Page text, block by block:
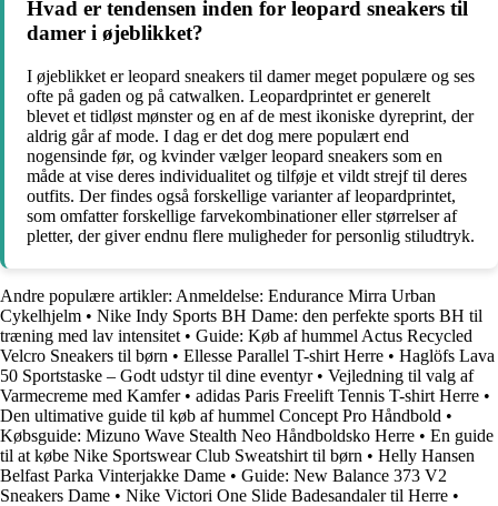
Hvad er tendensen inden for leopard sneakers til
damer i øjeblikket?
I øjeblikket er leopard sneakers til damer meget populære og ses
ofte på gaden og på catwalken. Leopardprintet er generelt
blevet et tidløst mønster og en af de mest ikoniske dyreprint, der
aldrig går af mode. I dag er det dog mere populært end
nogensinde før, og kvinder vælger leopard sneakers som en
måde at vise deres individualitet og tilføje et vildt strejf til deres
outfits. Der findes også forskellige varianter af leopardprintet,
som omfatter forskellige farvekombinationer eller størrelser af
pletter, der giver endnu flere muligheder for personlig stiludtryk.
Andre populære artikler: Anmeldelse: Endurance Mirra Urban
Cykelhjelm • Nike Indy Sports BH Dame: den perfekte sports BH til
træning med lav intensitet • Guide: Køb af hummel Actus Recycled
Velcro Sneakers til børn • Ellesse Parallel T-shirt Herre • Haglöfs Lava
50 Sportstaske – Godt udstyr til dine eventyr• Vejledning til valg af
Varmecreme med Kamfer• adidas Paris Freelift Tennis T-shirt Herre •
Den ultimative guide til køb af hummel Concept Pro Håndbold •
Købsguide: Mizuno Wave Stealth Neo Håndboldsko Herre • En guide
til at købe Nike Sportswear Club Sweatshirt til børn • Helly Hansen
Belfast Parka Vinterjakke Dame • Guide: New Balance 373 V2
Sneakers Dame • Nike Victori One Slide Badesandaler til Herre •